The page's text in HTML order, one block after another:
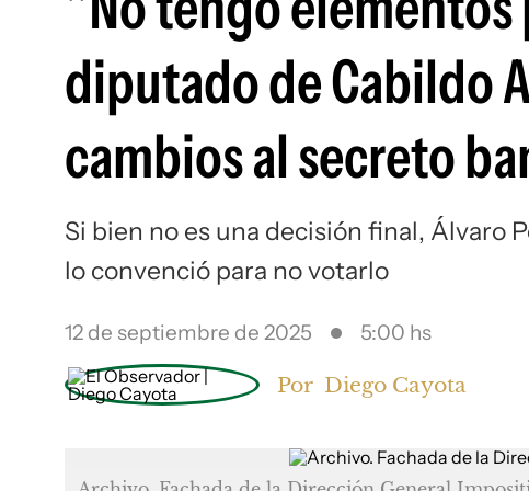
diputado de Cabildo
cambios al secreto
Si bien no es una decisión final, Álvaro
lo convenció para no votarlo
12 de septiembre de 2025 5:00 hs
Por Diego Cayota